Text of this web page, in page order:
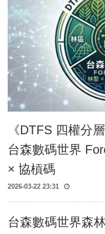
森
工
具
Tools
森
媒
體
Photos、
AV
《DTFS 四權分
台森數碼世界
× 協槓碼
2026-03-22 23:31
台森數碼世界森